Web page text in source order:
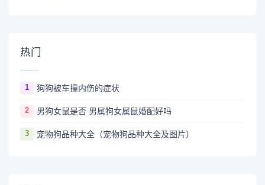
热门
1 狗狗被车撞内伤的症状
2 男狗女鼠是否 男属狗女属鼠婚配好吗
3 宠物狗品种大全（宠物狗品种大全及图片）